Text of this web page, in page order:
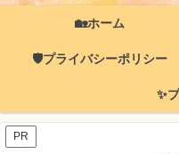
🏡ホーム
🛡️プライバシーポリシー
✨
PR